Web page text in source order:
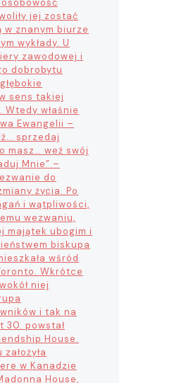
jej zostać
w znanym biurze
wykłady. U
zawodowej i
dobrobytu
sens takiej
właśnie
Ewangelii –
sprzedaj
masz… weź swój
Mnie” –
do
życia. Po
i wątpliwości,
wezwaniu,
majątek ubogim i
biskupa
wśród
Wkrótce
niej
i tak na
30. powstał
House.
w Kanadzie
House,